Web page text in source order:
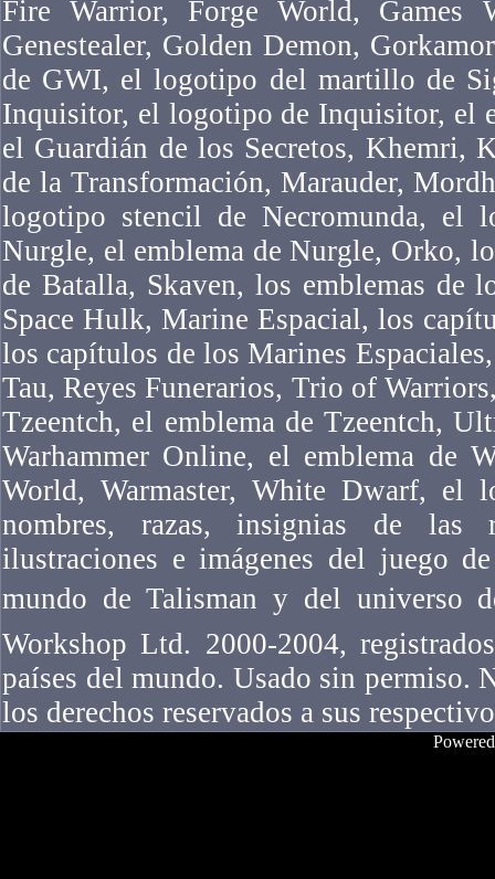
Fire Warrior, Forge World, Games
Genestealer, Golden Demon,
de GWI, el logotipo del martillo de
Inquisitor, el logotipo de Inquisitor, el
el Guardián de los Secretos, Khemri,
de la Transformación, Marauder,
logotipo stencil de Necromunda, el
Nurgle, el emblema de Nurgle, Orko,
de Batalla, Skaven, los emblemas de
Space Hulk, Marine Espacial, los
los capítulos de los Marines
Tau, Reyes Funerarios, Trio of
Tzeentch, el emblema de Tzeentch,
Warhammer Online, el emblema de
World, Warmaster, White Dwarf, el
nombres, razas, insignias de las
ilustraciones e imágenes del juego
mundo de Talisman y del universo
Workshop Ltd. 2000-2004,
países del mundo. Usado sin permiso.
los derechos reservados a sus